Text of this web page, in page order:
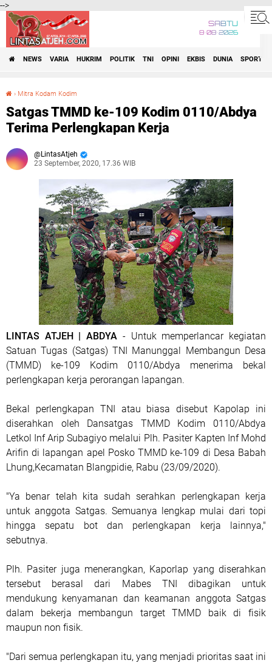
-->
SABTU
8•08•2026
NEWS VARIA HUKRIM POLITIK TNI OPINI EKBIS DUNIA SPORT
› Mitra Kodam Kodim
Satgas TMMD ke-109 Kodim 0110/Abdya
Terima Perlengkapan Kerja
LintasAtjeh
23 September, 2020, 17.36 WIB
LINTAS ATJEH | ABDYA - Untuk memperlancar kegiatan
Satuan Tugas (Satgas) TNI Manunggal Membangun Desa
(TMMD) ke-109 Kodim 0110/Abdya menerima bekal
perlengkapan kerja perorangan lapangan.
Bekal perlengkapan TNI atau biasa disebut Kapolap ini
diserahkan oleh Dansatgas TMMD Kodim 0110/Abdya
Letkol Inf Arip Subagiyo melalui Plh. Pasiter Kapten Inf Mohd
Arifin di lapangan apel Posko TMMD ke-109 di Desa Babah
Lhung,Kecamatan Blangpidie, Rabu (23/09/2020).
"Ya benar telah kita sudah serahkan perlengkapan kerja
untuk anggota Satgas. Semuanya lengkap mulai dari topi
hingga sepatu bot dan perlengkapan kerja lainnya,"
sebutnya.
Plh. Pasiter juga menerangkan, Kaporlap yang diserahkan
tersebut berasal dari Mabes TNI dibagikan untuk
mendukung kenyamanan dan keamanan anggota Satgas
dalam bekerja membangun target TMMD baik di fisik
maupun non fisik.
"Dari semua perlengkapan itu, yang menjadi prioritas saat ini